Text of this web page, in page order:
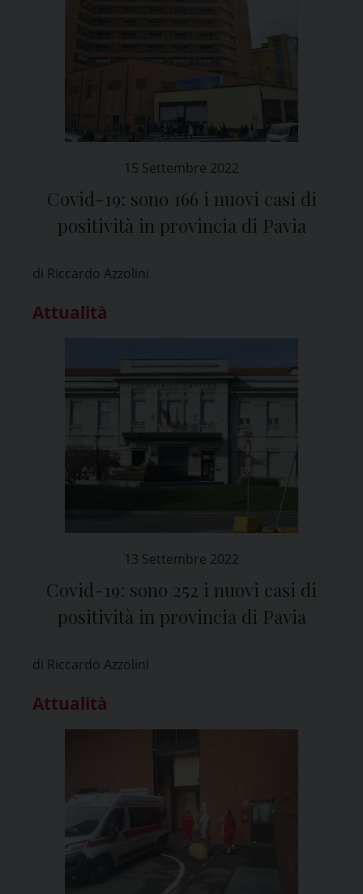
15 Settembre 2022
Covid-19: sono 166 i nuovi casi di
positività in provincia di Pavia
di Riccardo Azzolini
Attualità
13 Settembre 2022
Covid-19: sono 252 i nuovi casi di
positività in provincia di Pavia
di Riccardo Azzolini
Attualità